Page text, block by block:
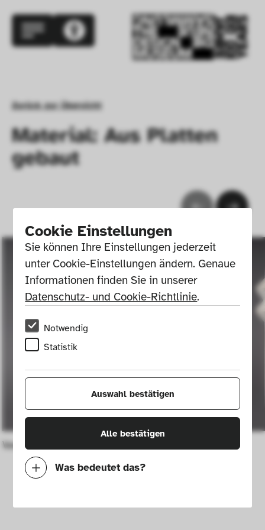
Cookie Einstellungen
Sie können Ihre Einstellungen jederzeit
unter Cookie-Einstellungen ändern. Genaue
Informationen finden Sie in unserer
Datenschutz- und Cookie-Richtlinie.
Notwendig
Statistik
Auswahl bestätigen
Alle bestätigen
Was bedeutet das?
Mit diesen Cookies können wir durch
Zurück zur Übersicht
Material: Aus Platten
gebaut
Vase